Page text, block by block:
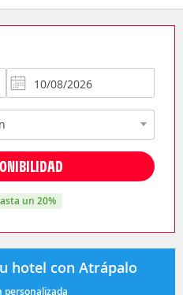
un 20%
hotel con Atrápalo
personalizada